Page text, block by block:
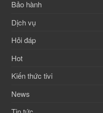
Bảo hành
Dịch vụ
Hỏi đáp
Hot
Kiến thức tivi
News